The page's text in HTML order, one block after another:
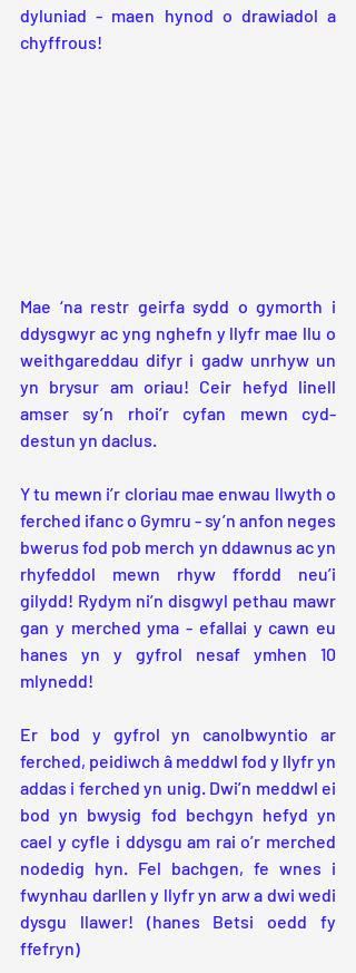
dyluniad - maen hynod o drawiadol a
chyffrous!
Mae ‘na restr geirfa sydd o gymorth i
ddysgwyr ac yng nghefn y llyfr mae llu o
weithgareddau difyr i gadw unrhyw un
yn brysur am oriau! Ceir hefyd linell
amser sy’n rhoi’r cyfan mewn cyd-
destun yn daclus.
Y tu mewn i’r cloriau mae enwau llwyth o
ferched ifanc o Gymru - sy’n anfon neges
bwerus fod pob merch yn ddawnus ac yn
rhyfeddol mewn rhyw ffordd neu’i
gilydd! Rydym ni’n disgwyl pethau mawr
gan y merched yma - efallai y cawn eu
hanes yn y gyfrol nesaf ymhen 10
mlynedd!
Er bod y gyfrol yn canolbwyntio ar
ferched, peidiwch â meddwl fod y llyfr yn
addas i ferched yn unig. Dwi’n meddwl ei
bod yn bwysig fod bechgyn hefyd yn
cael y cyfle i ddysgu am rai o’r merched
nodedig hyn. Fel bachgen, fe wnes i
fwynhau darllen y llyfr yn arw a dwi wedi
dysgu llawer! (hanes Betsi oedd fy
ffefryn)